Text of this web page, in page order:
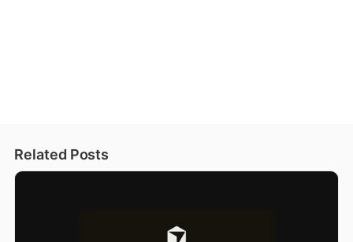
Related Posts